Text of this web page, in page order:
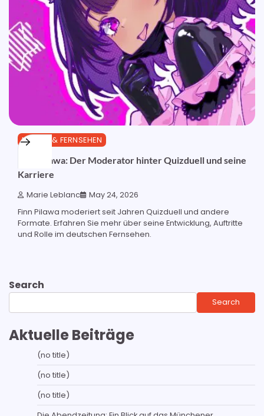
MEDIEN & FERNSEHEN
Finn Pilawa: Der Moderator hinter Quizduell und seine
Karriere
Marie Leblanc May 24, 2026
Finn Pilawa moderiert seit Jahren Quizduell und andere
Formate. Erfahren Sie mehr über seine Entwicklung, Auftritte
und Rolle im deutschen Fernsehen.
Search
Search
Aktuelle Beiträge
(no title)
(no title)
(no title)